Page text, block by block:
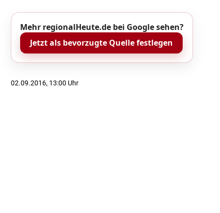
Mehr regionalHeute.de bei Google sehen?
Jetzt als bevorzugte Quelle festlegen
02.09.2016, 13:00 Uhr